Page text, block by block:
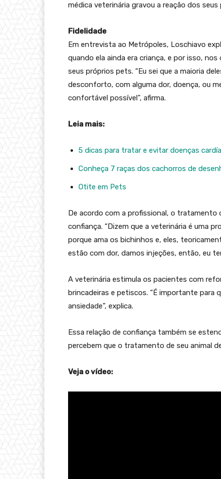
médica veterinária gravou a reação dos
Fidelidade
Em entrevista ao Metrópoles, Loschiavo
quando ela ainda era criança, e por isso,
seus próprios pets. “Eu sei que a maioria
desconforto, com alguma dor, doença, ou
confortável possível”, afirma.
Leia mais:
5 dicas para tratar e evitar doenças
Conheça 7 raças dos cachorros de
Otite em Pets
De acordo com a profissional, o tratamento
confiança. “Dizem que a veterinária é uma
porque ama os bichinhos e, eles,
estão com dor, damos injeções, então, eu
A veterinária estimula os pacientes com
brincadeiras e petiscos. “É importante
ansiedade”, explica.
Essa relação de confiança também se
percebem que o tratamento de seu animal
Veja o vídeo: